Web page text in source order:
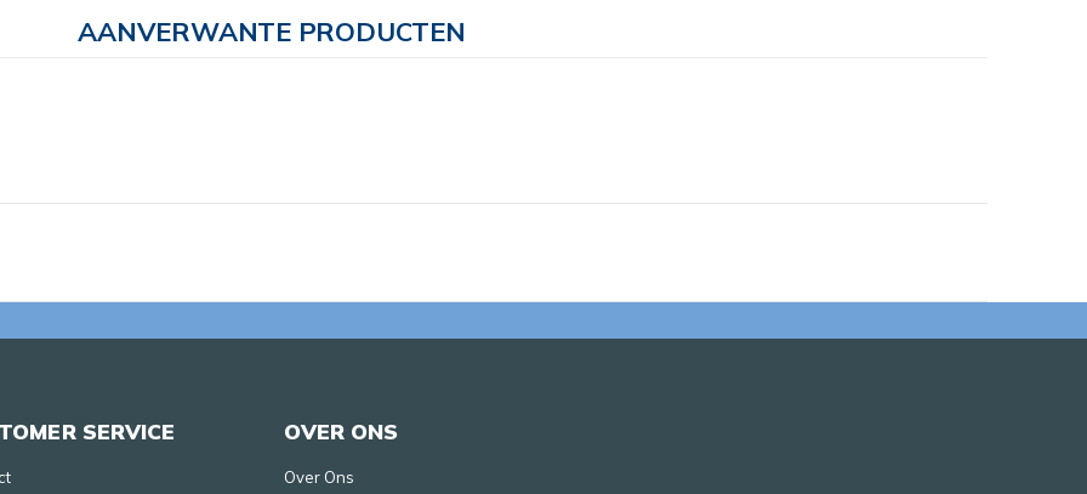
AANVERWANTE PRODUCTEN
SERVICE OVER ONS
Over Ons